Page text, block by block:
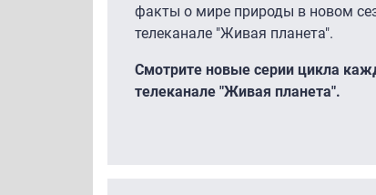
факты о мире природы в новом
телеканале "Живая планета".
Смотрите новые серии цикла
телеканале "Живая планета".